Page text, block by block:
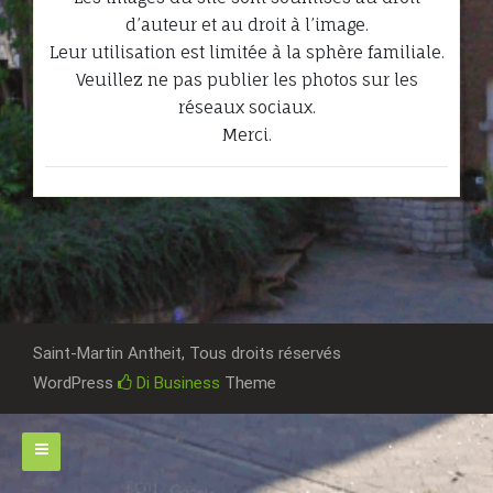
d’auteur et au droit à l’image.
Leur utilisation est limitée à la sphère familiale.
Veuillez ne pas publier les photos sur les
réseaux sociaux.
Merci.
Saint-Martin Antheit, Tous droits réservés
WordPress
Di Business Theme